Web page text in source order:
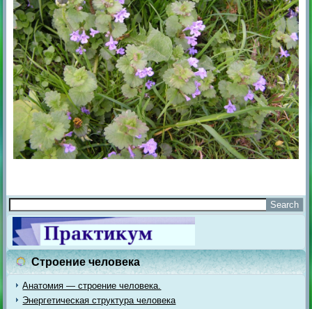
Строение человека
Анатомия — строение человека.
Энергетическая структура человека